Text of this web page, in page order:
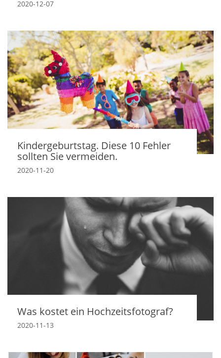
2020-12-07
Kindergeburtstag. Diese 10 Fehler
sollten Sie vermeiden.
2020-11-20
Was kostet ein Hochzeitsfotograf?
2020-11-13